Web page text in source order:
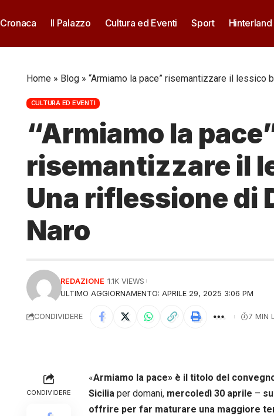
Cronaca Il Palazzo Cultura ed Eventi Sport Hinterland
Home » Blog » “Armiamo la pace” risemantizzare il lessico
CULTURA ED EVENTI
“Armiamo la
risemantizzare il
Una riflessione di
Naro
ULTIMO AGGIORNAMENTO: APRILE 29, 2025 3:06 PM
REDAZIONE 1.1K VIEWS
CONDIVIDERE 7 MIN
CONDIVIDERE
«Armiamo la pace» è il titolo del
Sicilia per domani, mercoledì 30 aprile –
offrire per far maturare una maggiore